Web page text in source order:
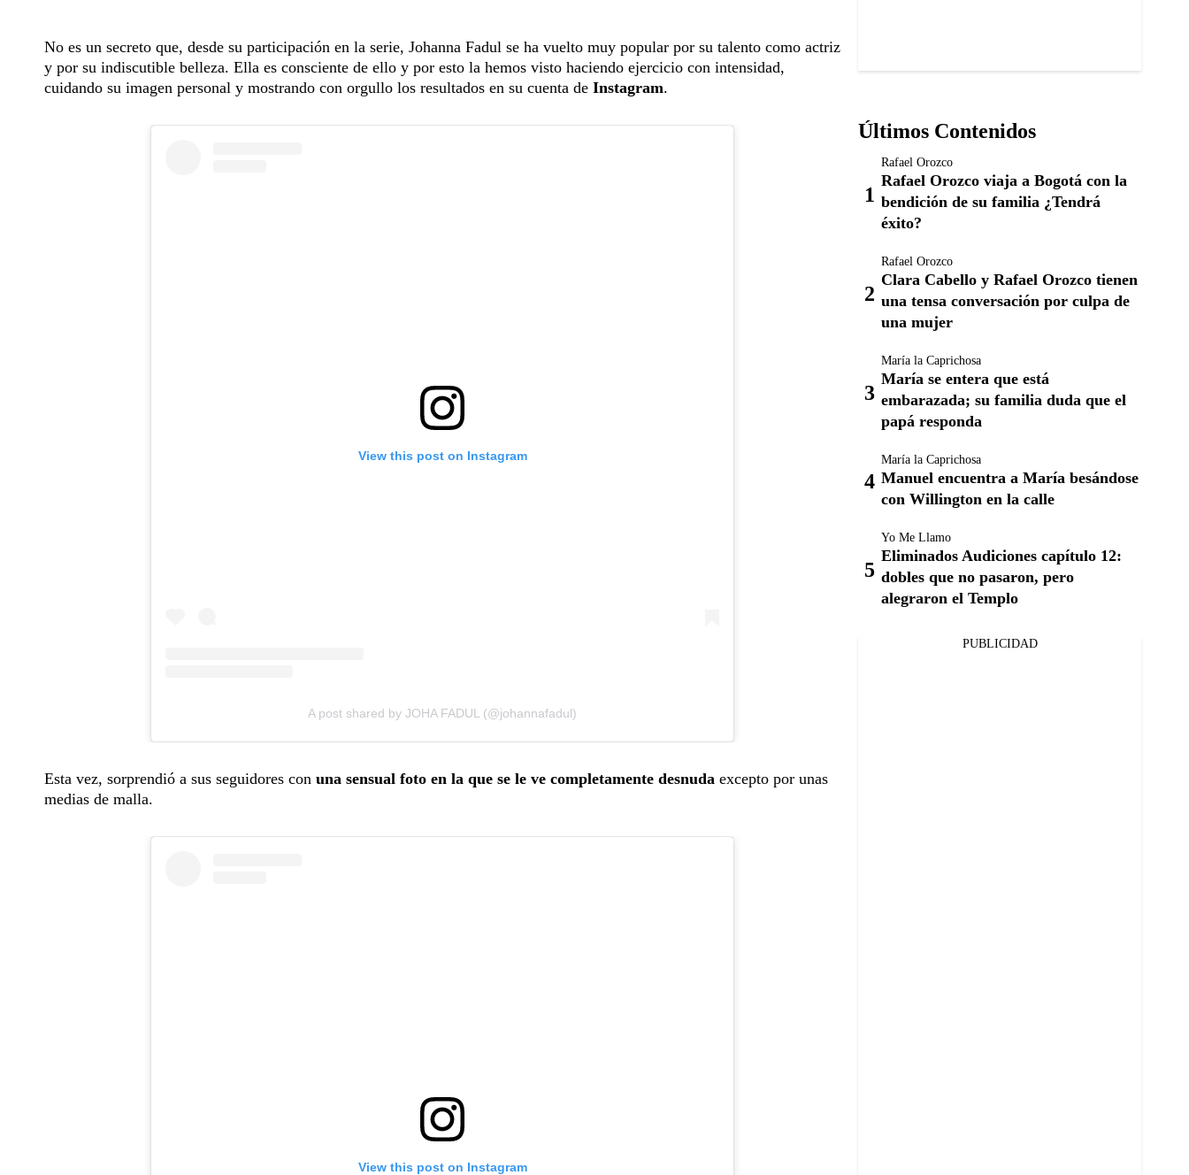
No es un secreto que, desde su participación en la serie, Johanna Fadul se ha vuelto muy popular por su talento como actriz
y por su indiscutible belleza. Ella es consciente de ello y por esto la hemos visto haciendo ejercicio con intensidad,
cuidando su imagen personal y mostrando con orgullo los resultados en su cuenta de Instagram.
View this post on Instagram
A post shared by JOHA FADUL (@johannafadul)
Esta vez, sorprendió a sus seguidores con una sensual foto en la que se le ve completamente desnuda excepto por unas
medias de malla.
View this post on Instagram
Últimos Contenidos
Rafael Orozco
Rafael Orozco viaja a Bogotá con la
bendición de su familia ¿Tendrá
éxito?
Rafael Orozco
Clara Cabello y Rafael Orozco tienen
una tensa conversación por culpa de
una mujer
María la Caprichosa
María se entera que está
embarazada; su familia duda que el
papá responda
María la Caprichosa
Manuel encuentra a María besándose
con Willington en la calle
Yo Me Llamo
Eliminados Audiciones capítulo 12:
dobles que no pasaron, pero
alegraron el Templo
PUBLICIDAD